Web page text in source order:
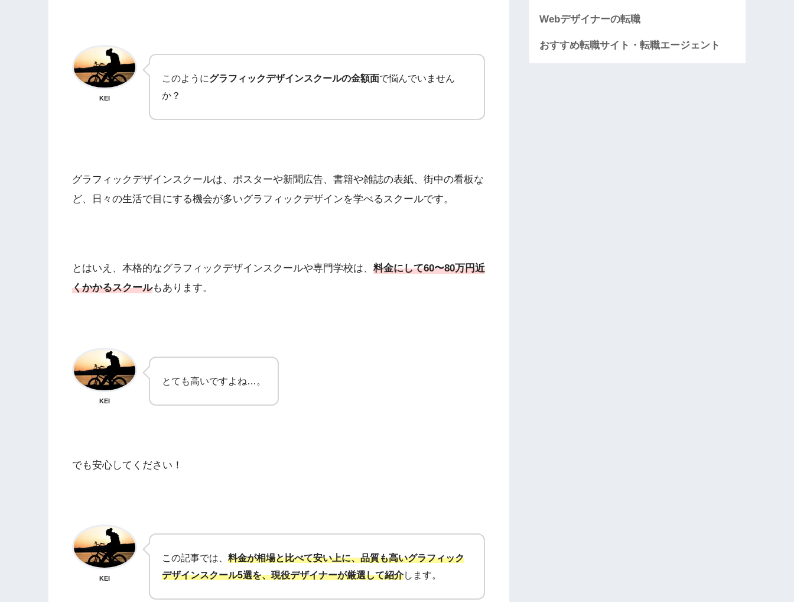
KEI
このようにグラフィックデザインスクールの金額面で悩んでいません
か？
グラフィックデザインスクールは、ポスターや新聞広告、書籍や雑誌の表紙、街中の看板な
ど、日々の生活で目にする機会が多いグラフィックデザインを学べるスクールです。
とはいえ、本格的なグラフィックデザインスクールや専門学校は、 料金にして60〜80万円近
くかかるスクールもあります。
KEI
とても高いですよね…。
でも安心してください！
KEI
この記事では、 料金が相場と比べて安い上に、品質も高いグラフィック
デザインスクール5選を、現役デザイナーが厳選して紹介します。
Webデザイナーの転職
おすすめ転職サイト・転職エージェント